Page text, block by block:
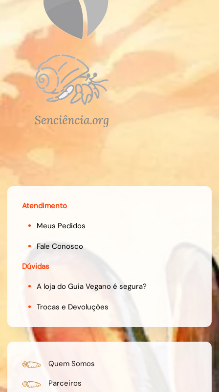
Atendimento
Meus Pedidos
Fale Conosco
Dúvidas
A loja do Guia Vegano é segura?
Trocas e Devoluções
Quem Somos
Parceiros